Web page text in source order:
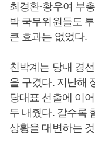
최경환·황우여 부
박 국무위원들도
큰 효과는 없었다.
친박계는 당내 경
을 구겼다. 지난해
당대표 선출에 이
두 내줬다. 갈수록
상황을 대변하는